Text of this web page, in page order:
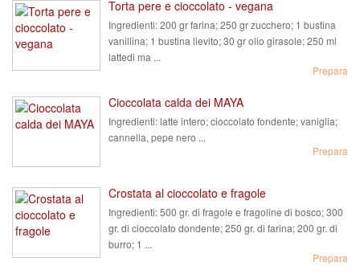
Torta pere e cioccolato - vegana
Ingredienti:200 gr farina; 250 gr zucchero; 1 bustina
vanillina; 1 bustina lievito; 30 gr olio girasole; 250 ml
lattedi ma ...
Prepara
Cioccolata calda dei MAYA
Ingredienti:latte intero; cioccolato fondente; vaniglia;
cannella, pepe nero ...
Prepara
Crostata al cioccolato e fragole
Ingredienti:500 gr. di fragole e fragoline di bosco; 300
gr. di cioccolato dondente; 250 gr. di farina; 200 gr. di
burro; 1 ...
Prepara